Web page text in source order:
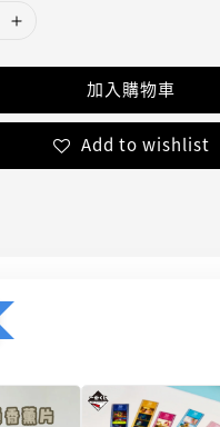
加入購物車
Add to wishlist